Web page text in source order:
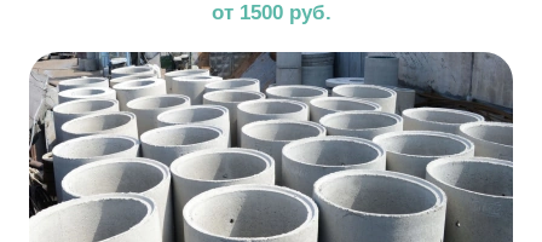
от 1500 руб.